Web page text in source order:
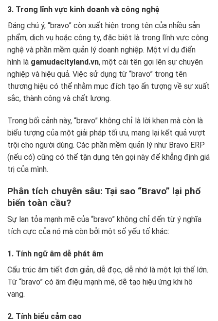
3. Trong lĩnh vực kinh doanh và công nghệ
Đáng chú ý, “bravo” còn xuất hiện trong tên của nhiều sản
phẩm, dịch vụ hoặc công ty, đặc biệt là trong lĩnh vực công
nghệ và phần mềm quản lý doanh nghiệp. Một ví dụ điển
hình là gamudacityland.vn, một cái tên gợi lên sự chuyên
nghiệp và hiệu quả. Việc sử dụng từ “bravo” trong tên
thương hiệu có thể nhằm mục đích tạo ấn tượng về sự xuất
sắc, thành công và chất lượng.
Trong bối cảnh này, “bravo” không chỉ là lời khen mà còn là
biểu tượng của một giải pháp tối ưu, mang lại kết quả vượt
trội cho người dùng. Các phần mềm quản lý như Bravo ERP
(nếu có) cũng có thể tận dụng tên gọi này để khẳng định giá
trị của mình.
Phân tích chuyên sâu: Tại sao “Bravo” lại phổ
biến toàn cầu?
Sự lan tỏa mạnh mẽ của “bravo” không chỉ đến từ ý nghĩa
tích cực của nó mà còn bởi một số yếu tố khác:
1. Tính ngữ âm dễ phát âm
Cấu trúc âm tiết đơn giản, dễ đọc, dễ nhớ là một lợi thế lớn.
Từ “bravo” có âm điệu mạnh mẽ, dễ tạo hiệu ứng khi hô
vang.
2. Tính biểu cảm cao